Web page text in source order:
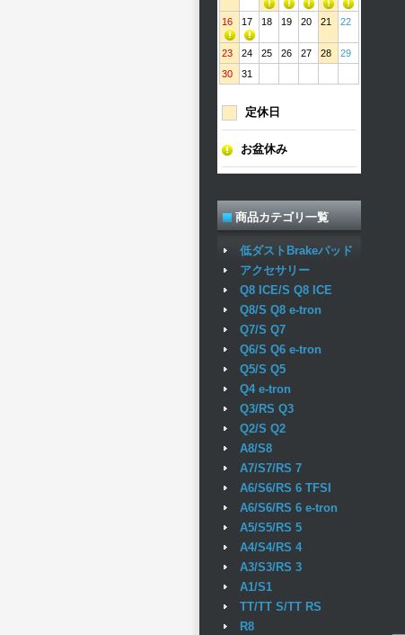
16 17 18 19 20 21 22
23 24 25 26 27 28
29
30
31
定休日
お盆休み
商品カテゴリ一覧
低ダストBrakeパッド
アクセサリー
Q8 ICE/S Q8 ICE
Q8/S Q8 e-tron
Q7/S Q7
Q6/S Q6 e-tron
Q5/S Q5
Q4 e-tron
Q3/RS Q3
Q2/S Q2
A8/S8
A7/S7/RS 7
A6/S6/RS 6 TFSI
A6/S6/RS 6 e-tron
A5/S5/RS 5
A4/S4/RS 4
A3/S3/RS 3
A1/S1
TT/TT S/TT RS
R8